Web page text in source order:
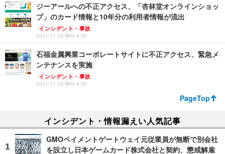
ジーアールへの不正アクセス、「杏林堂オンラインショッ
プ」のカード情報と10年分の利用者情報が流出
インシデント・事故
2021.11.15 Mon 8:05
石福金属興業コーポレートサイトに不正アクセス、緊急メ
ンテナンスを実施
インシデント・事故
2021.11.15 Mon 8:05
PageTop
インシデント・情報漏えい人気記事
GMOペイメントゲートウェイ元従業員が無断で別会社
を設立し日本ゲームカード株式会社と契約、懲戒解雇